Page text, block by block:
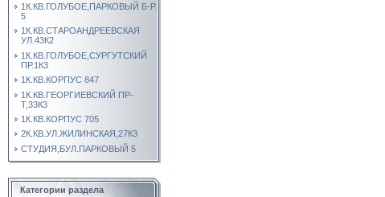
1К.КВ.ГОЛУБОЕ,ПАРКОВЫЙ Б-Р.
5
1К.КВ.СТАРОАНДРЕЕВСКАЯ
УЛ.43К2
1К.КВ.ГОЛУБОЕ,СУРГУТСКИЙ
ПР.1К3
1К.КВ.КОРПУС 847
1К.КВ.ГЕОРГИЕВСКИЙ ПР-
Т,33К3
1К.КВ.КОРПУС 705
2К.КВ.УЛ.ЖИЛИНСКАЯ,27К3
СТУДИЯ,БУЛ.ПАРКОВЫЙ 5
Категории раздела